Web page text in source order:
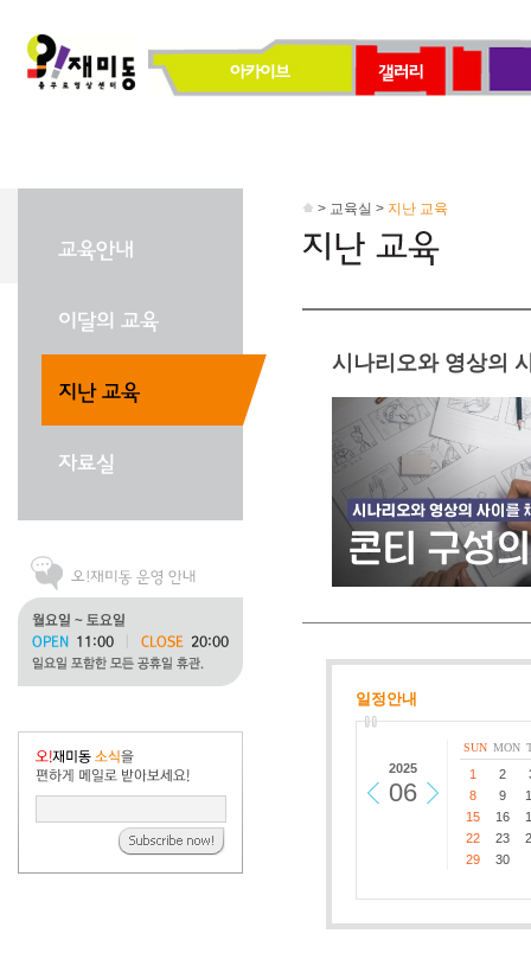
> 교육실 > 지난 교육
시나리오와 영상의
일정안내
2025
06
SUN MON
1 2
8
9
15
16
22
23
29
30